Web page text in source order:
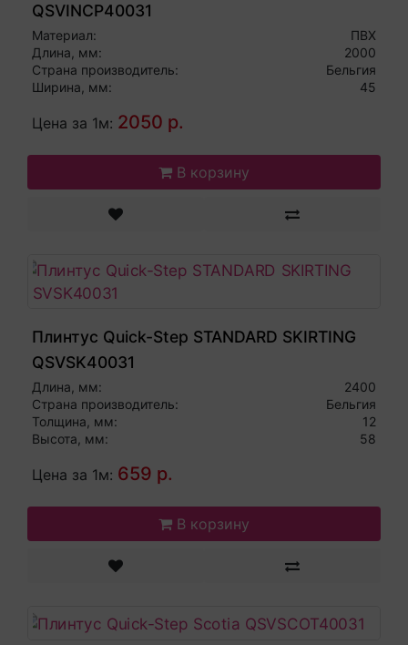
QSVINCP40031
Материал:
ПВХ
Длина, мм:
2000
Страна производитель:
Бельгия
Ширина, мм:
45
Цена за 1м: 2050 р.
В корзину
Плинтус Quick-Step STANDARD SKIRTING
QSVSK40031
Длина, мм:
2400
Страна производитель:
Бельгия
Толщина, мм:
12
Высота, мм:
58
Цена за 1м: 659 р.
В корзину